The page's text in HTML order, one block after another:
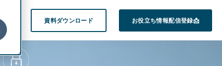
資料ダウンロード お役立ち情報配信登録📩